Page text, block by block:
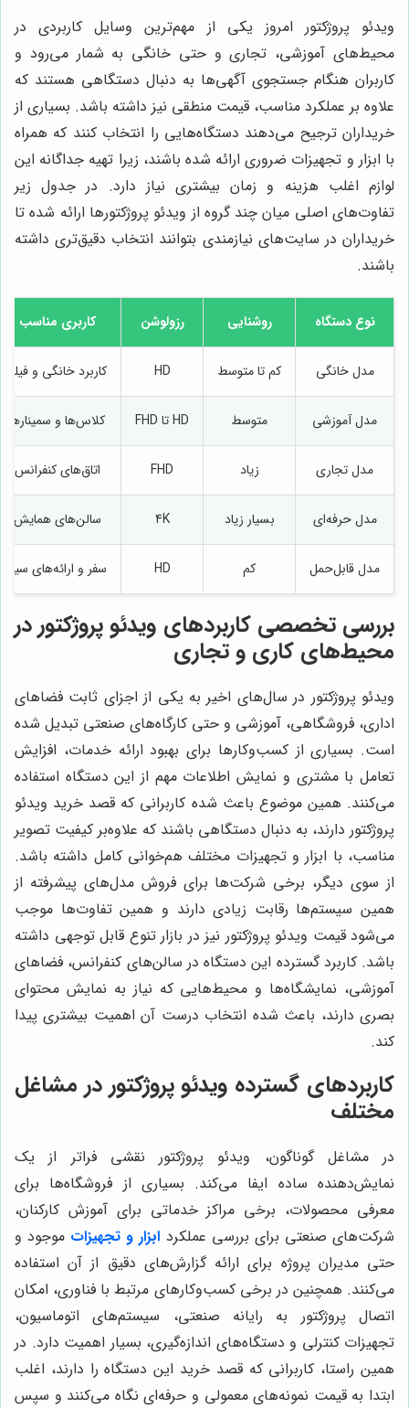
ویدئو پروژکتور امروز یکی از مهم‌ترین وسایل کاربردی در
محیط‌های آموزشی، تجاری و حتی خانگی به شمار می‌رود و
کاربران هنگام جستجوی آگهی‌ها به دنبال دستگاهی هستند که
علاوه بر عملکرد مناسب، قیمت منطقی نیز داشته باشد. بسیاری از
خریداران ترجیح می‌دهند دستگاه‌هایی را انتخاب کنند که همراه
با ابزار و تجهیزات ضروری ارائه شده باشند، زیرا تهیه جداگانه این
لوازم اغلب هزینه و زمان بیشتری نیاز دارد. در جدول زیر
تفاوت‌های اصلی میان چند گروه از ویدئو پروژکتورها ارائه شده تا
خریداران در سایت‌های نیازمندی بتوانند انتخاب دقیق‌تری داشته
باشند.
نوع دستگاه روشنایی رزولوشن کاربری مناسب
مدل خانگی کم تا متوسط HD کاربرد خانگی و فیلم
مدل آموزشی متوسط HD تا FHD کلاس‌ها و سمینارها
مدل تجاری زیاد FHD اتاق‌های کنفرانس
مدل حرفه‌ای بسیار زیاد 4K سالن‌های همایش
مدل قابل‌حمل کم HD سفر و ارائه‌های سیار
بررسی تخصصی کاربردهای ویدئو پروژکتور در
محیط‌های کاری و تجاری
ویدئو پروژکتور در سال‌های اخیر به یکی از اجزای ثابت فضاهای
اداری، فروشگاهی، آموزشی و حتی کارگاه‌های صنعتی تبدیل شده
است. بسیاری از کسب‌وکارها برای بهبود ارائه‌ خدمات، افزایش
تعامل با مشتری و نمایش اطلاعات مهم از این دستگاه استفاده
می‌کنند. همین موضوع باعث شده کاربرانی که قصد خرید ویدئو
پروژکتور دارند، به دنبال دستگاهی باشند که علاوه‌بر کیفیت تصویر
مناسب، با ابزار و تجهیزات مختلف هم‌خوانی کامل داشته باشد.
از سوی دیگر، برخی شرکت‌ها برای فروش مدل‌های پیشرفته از
همین سیستم‌ها رقابت زیادی دارند و همین تفاوت‌ها موجب
می‌شود قیمت ویدئو پروژکتور نیز در بازار تنوع قابل توجهی داشته
باشد. کاربرد گسترده این دستگاه در سالن‌های کنفرانس، فضاهای
آموزشی، نمایشگاه‌ها و محیط‌هایی که نیاز به نمایش محتوای
بصری دارند، باعث شده انتخاب درست آن اهمیت بیشتری پیدا
کند.
کاربردهای گسترده ویدئو پروژکتور در مشاغل
مختلف
در مشاغل گوناگون، ویدئو پروژکتور نقشی فراتر از یک
نمایش‌دهنده ساده ایفا می‌کند. بسیاری از فروشگاه‌ها برای
معرفی محصولات، برخی مراکز خدماتی برای آموزش کارکنان،
شرکت‌های صنعتی برای بررسی عملکرد ابزار و تجهیزات موجود و
حتی مدیران پروژه برای ارائه گزارش‌های دقیق از آن استفاده
می‌کنند. همچنین در برخی کسب‌وکارهای مرتبط با فناوری، امکان
اتصال پروژکتور به رایانه صنعتی، سیستم‌های اتوماسیون،
تجهیزات کنترلی و دستگاه‌های اندازه‌گیری، بسیار اهمیت دارد. در
همین راستا، کاربرانی که قصد خرید این دستگاه را دارند، اغلب
ابتدا به قیمت نمونه‌های معمولی و حرفه‌ای نگاه می‌کنند و سپس